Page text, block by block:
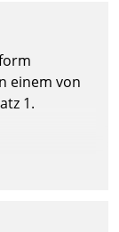
einem von
1.